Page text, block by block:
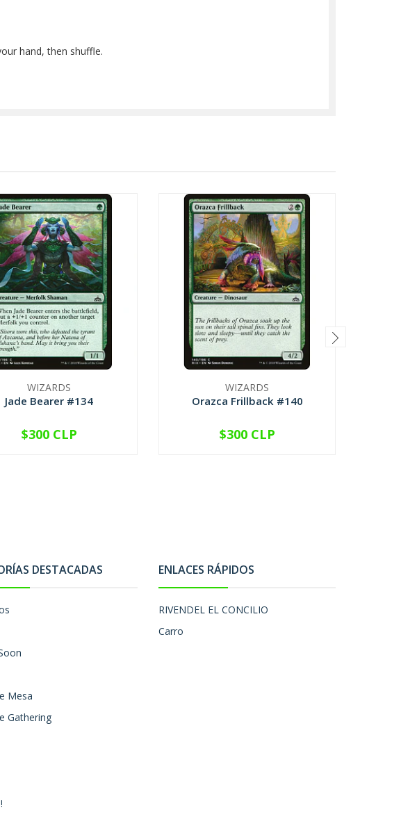
hand, then shuffle.
WIZARDS
Jade Bearer #134
VER OPCIONES
$300 CLP
WIZARDS
Orazca Frillback #140
VER OPCIONES
$300 CLP
DESTACADAS
Mesa
Gathering
ENLACES RÁPIDOS
RIVENDEL EL CONCILIO
Carro